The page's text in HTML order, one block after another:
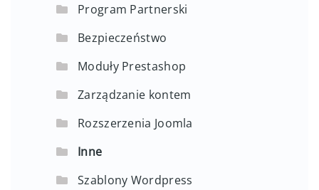
Program Partnerski
Bezpieczeństwo
Moduły Prestashop
Zarządzanie kontem
Rozszerzenia Joomla
Inne
Szablony Wordpress